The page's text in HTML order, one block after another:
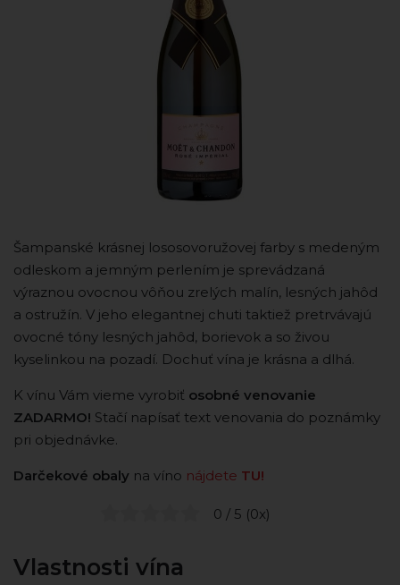
Šampanské krásnej lososovoružovej farby s medeným
odleskom a jemným perlením je sprevádzaná
výraznou ovocnou vôňou zrelých malín, lesných jahôd
a ostružín. V jeho elegantnej chuti taktiež pretrvávajú
ovocné tóny lesných jahôd, borievok a so živou
kyselinkou na pozadí. Dochuť vína je krásna a dlhá.
K vínu Vám vieme vyrobiť osobné venovanie
ZADARMO! Stačí napísať text venovania do poznámky
pri objednávke.
Darčekové obaly na víno nájdete TU!
0 / 5 (0x)
Vlastnosti vína